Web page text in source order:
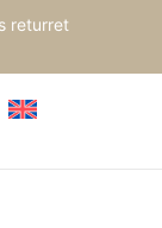
returret